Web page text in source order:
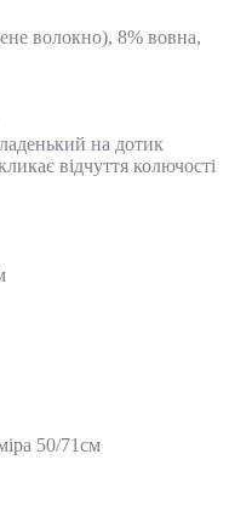
волокно), 8% вовна,
на дотик
відчуття колючості
50/71см